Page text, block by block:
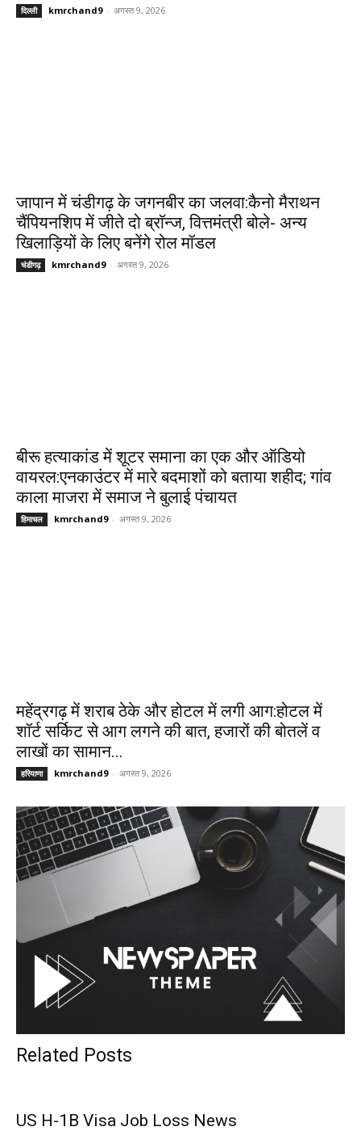
दिल्ली kmrchand9 - अगस्त 9, 2026
जापान में चंडीगढ़ के जगनबीर का जलवा:कैनो मैराथन
चैंपियनशिप में जीते दो ब्राॅन्ज, वित्तमंत्री बोले- अन्य
खिलाड़ियों के लिए बनेंगे रोल मॉडल
चंडीगढ़ kmrchand9 - अगस्त 9, 2026
बीरू हत्याकांड में शूटर समाना का एक और ऑडियो
वायरल:एनकाउंटर में मारे बदमाशों को बताया शहीद; गांव
काला माजरा में समाज ने बुलाई पंचायत
हिमाचल kmrchand9 - अगस्त 9, 2026
महेंद्रगढ़ में शराब ठेके और होटल में लगी आग:होटल में
शॉर्ट सर्किट से आग लगने की बात, हजारों की बोतलें व
लाखों का सामान...
हरियाणा kmrchand9 - अगस्त 9, 2026
Related Posts
US H-1B Visa Job Loss News